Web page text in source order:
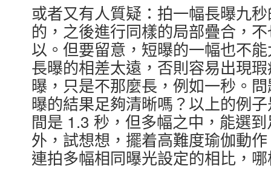
或者又有人質疑：拍一幅長曝九
的，之後進行同樣的局部疊合，
以。但要留意，短曝的一幅也不
長曝的相差太遠，否則容易出現
曝，只是不那麼長，例如一秒。
曝的結果足夠清晰嗎？以上的例
間是 1.3 秒，但多幅之中，能選
外，試想想，擺着高難度瑜伽動
連拍多幅相同曝光設定的相比，